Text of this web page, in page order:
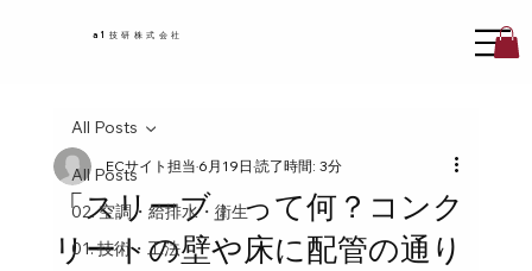
a1技研株式会社
All Posts
02. 空調・給排水・衛生
01. 技術・工法
All Posts
「スリーブ」って何？コンク
リートの壁や床に配管の通り
ECサイト担当6月19日 読了時間: 3分